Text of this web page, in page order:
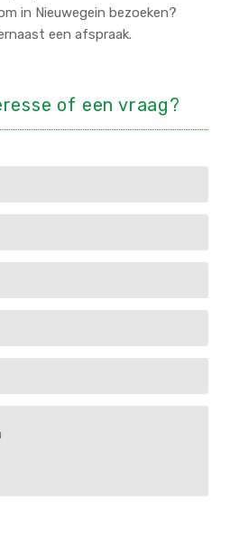
in Nieuwegein bezoeken?
een afspraak.
of een vraag?